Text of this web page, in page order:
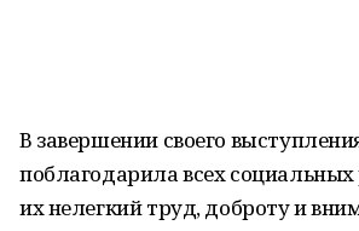
В завершении своего
поблагодарила всех социальных
их нелегкий труд, доброту и